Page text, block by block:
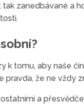
zanedbávané a
tomu, aby naše
že ne vždy
a